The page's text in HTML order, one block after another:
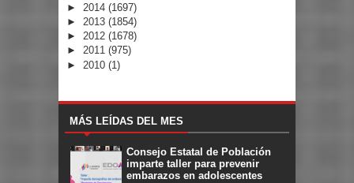
► 2014 (1697)
► 2013 (1854)
► 2012 (1678)
► 2011 (975)
► 2010 (1)
MÁS LEÍDAS DEL MES
Consejo Estatal de Población
imparte taller para prevenir
embarazos en adolescentes